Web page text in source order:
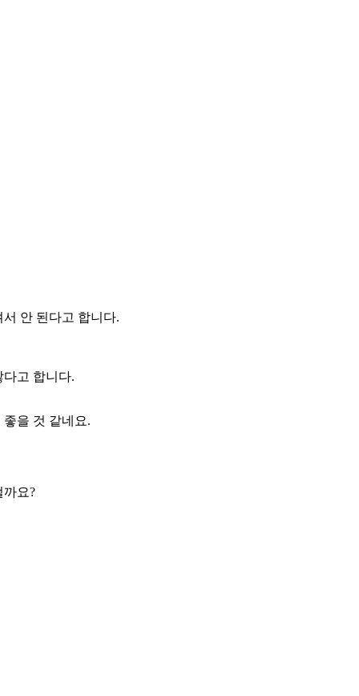
안 된다고 합니다.
고 합니다.
을 것 같네요.
까요?